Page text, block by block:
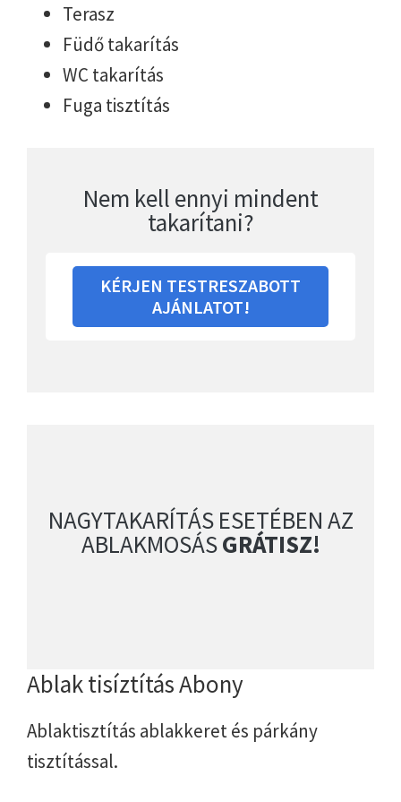
Terasz
Füdő takarítás
WC takarítás
Fuga tisztítás
Nem kell ennyi mindent
takarítani?
KÉRJEN TESTRESZABOTT
AJÁNLATOT!
NAGYTAKARÍTÁS ESETÉBEN AZ
ABLAKMOSÁSGRÁTISZ!
Ablak tisíztítás Abony
Ablaktisztítás ablakkeret és párkány
tisztítással.